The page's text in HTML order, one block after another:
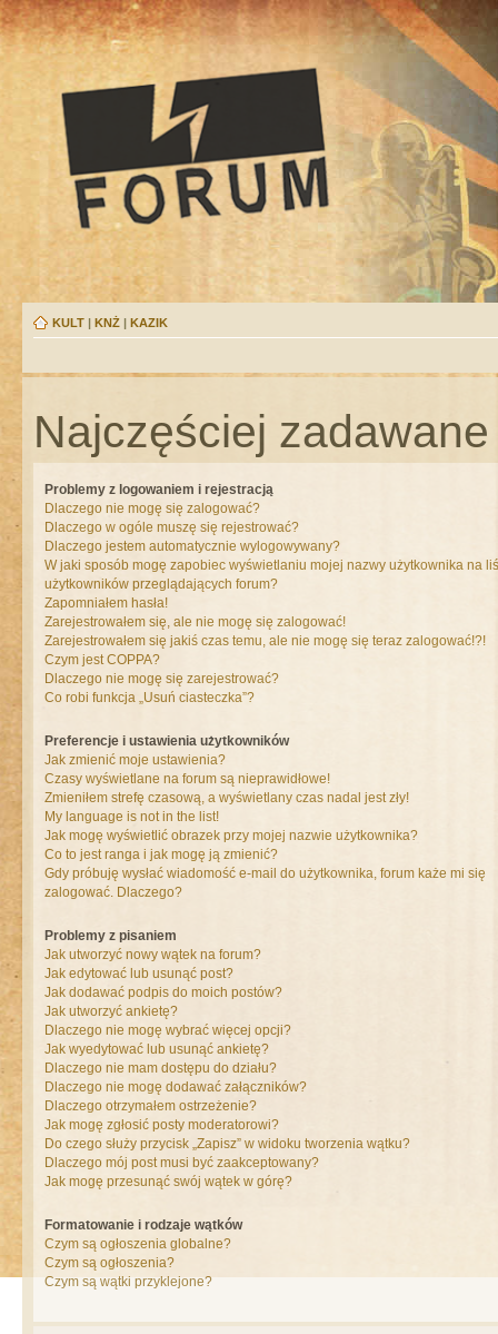
KULT | KNŻ | KAZIK
Najczęściej
Problemy z logowaniem i rejestracją
Dlaczego nie mogę się zalogować?
Dlaczego w ogóle muszę się rejestrować?
Dlaczego jestem automatycznie wylogowywany?
W jaki sposób mogę zapobiec wyświetlaniu mojej nazwy użytkownika na
użytkowników przeglądających forum?
Zapomniałem hasła!
Zarejestrowałem się, ale nie mogę się zalogować!
Zarejestrowałem się jakiś czas temu, ale nie mogę się teraz zalogować!?!
Czym jest COPPA?
Dlaczego nie mogę się zarejestrować?
Co robi funkcja „Usuń ciasteczka”?
Preferencje i ustawienia użytkowników
Jak zmienić moje ustawienia?
Czasy wyświetlane na forum są nieprawidłowe!
Zmieniłem strefę czasową, a wyświetlany czas nadal jest zły!
My language is not in the list!
Jak mogę wyświetlić obrazek przy mojej nazwie użytkownika?
Co to jest ranga i jak mogę ją zmienić?
Gdy próbuję wysłać wiadomość e-mail do użytkownika, forum każe mi się
zalogować. Dlaczego?
Problemy z pisaniem
Jak utworzyć nowy wątek na forum?
Jak edytować lub usunąć post?
Jak dodawać podpis do moich postów?
Jak utworzyć ankietę?
Dlaczego nie mogę wybrać więcej opcji?
Jak wyedytować lub usunąć ankietę?
Dlaczego nie mam dostępu do działu?
Dlaczego nie mogę dodawać załączników?
Dlaczego otrzymałem ostrzeżenie?
Jak mogę zgłosić posty moderatorowi?
Do czego służy przycisk „Zapisz” w widoku tworzenia wątku?
Dlaczego mój post musi być zaakceptowany?
Jak mogę przesunąć swój wątek w górę?
Formatowanie i rodzaje wątków
Czym są ogłoszenia globalne?
Czym są ogłoszenia?
Czym są wątki przyklejone?